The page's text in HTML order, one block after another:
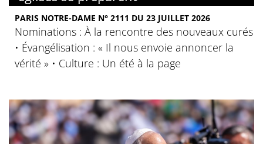
PARIS NOTRE-DAME N° 2111 DU 23 JUILLET 2026
Nominations : À la rencontre des nouveaux curés
• Évangélisation : « Il nous envoie annoncer la
vérité » • Culture : Un été à la page